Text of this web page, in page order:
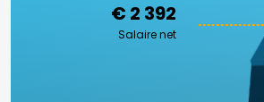
€ 2 392
Salaire net